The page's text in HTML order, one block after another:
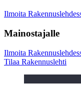
Ilmoita
Mainostajalle
Ilmoita
Tilaa Rakennuslehti